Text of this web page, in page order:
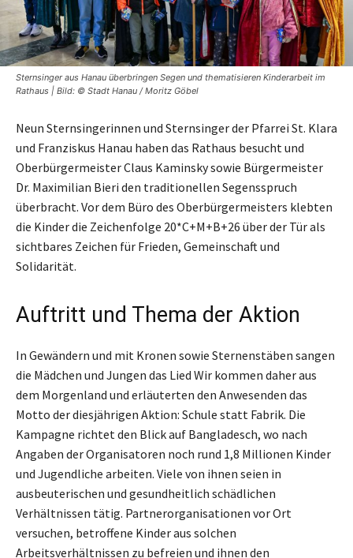
Sternsinger aus Hanau überbringen Segen und thematisieren Kinderarbeit im
Rathaus | Bild: © Stadt Hanau / Moritz Göbel
Neun Sternsingerinnen und Sternsinger der Pfarrei St. Klara
und Franziskus Hanau haben das Rathaus besucht und
Oberbürgermeister Claus Kaminsky sowie Bürgermeister
Dr. Maximilian Bieri den traditionellen Segensspruch
überbracht. Vor dem Büro des Oberbürgermeisters klebten
die Kinder die Zeichenfolge 20*C+M+B+26 über der Tür als
sichtbares Zeichen für Frieden, Gemeinschaft und
Solidarität.
Auftritt und Thema der Aktion
In Gewändern und mit Kronen sowie Sternenstäben sangen
die Mädchen und Jungen das Lied Wir kommen daher aus
dem Morgenland und erläuterten den Anwesenden das
Motto der diesjährigen Aktion: Schule statt Fabrik. Die
Kampagne richtet den Blick auf Bangladesch, wo nach
Angaben der Organisatoren noch rund 1,8 Millionen Kinder
und Jugendliche arbeiten. Viele von ihnen seien in
ausbeuterischen und gesundheitlich schädlichen
Verhältnissen tätig. Partnerorganisationen vor Ort
versuchen, betroffene Kinder aus solchen
Arbeitsverhältnissen zu befreien und ihnen den